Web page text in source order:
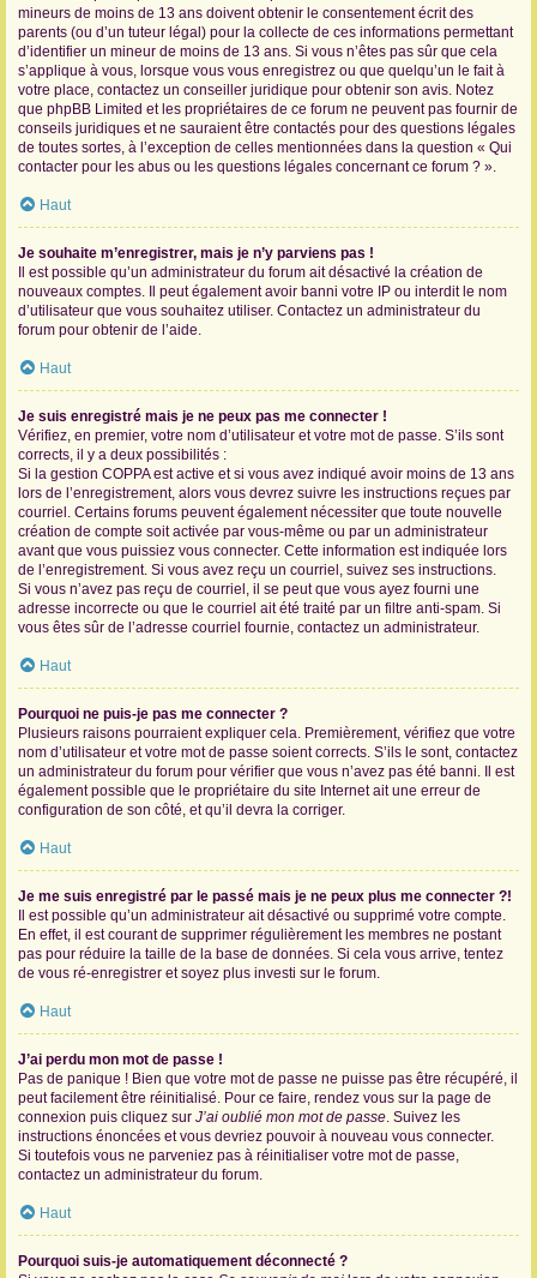
mineurs de moins de 13 ans doivent obtenir le consentement écrit des
parents (ou d’un tuteur légal) pour la collecte de ces informations permettant
d’identifier un mineur de moins de 13 ans. Si vous n’êtes pas sûr que cela
s’applique à vous, lorsque vous vous enregistrez ou que quelqu’un le fait à
votre place, contactez un conseiller juridique pour obtenir son avis. Notez
que phpBB Limited et les propriétaires de ce forum ne peuvent pas fournir de
conseils juridiques et ne sauraient être contactés pour des questions légales
de toutes sortes, à l’exception de celles mentionnées dans la question « Qui
contacter pour les abus ou les questions légales concernant ce forum ? ».
Haut
Je souhaite m’enregistrer, mais je n’y parviens pas !
Il est possible qu’un administrateur du forum ait désactivé la création de
nouveaux comptes. Il peut également avoir banni votre IP ou interdit le nom
d’utilisateur que vous souhaitez utiliser. Contactez un administrateur du
forum pour obtenir de l’aide.
Haut
Je suis enregistré mais je ne peux pas me connecter !
Vérifiez, en premier, votre nom d’utilisateur et votre mot de passe. S’ils sont
corrects, il y a deux possibilités :
Si la gestion COPPA est active et si vous avez indiqué avoir moins de 13 ans
lors de l’enregistrement, alors vous devrez suivre les instructions reçues par
courriel. Certains forums peuvent également nécessiter que toute nouvelle
création de compte soit activée par vous-même ou par un administrateur
avant que vous puissiez vous connecter. Cette information est indiquée lors
de l’enregistrement. Si vous avez reçu un courriel, suivez ses instructions.
Si vous n’avez pas reçu de courriel, il se peut que vous ayez fourni une
adresse incorrecte ou que le courriel ait été traité par un filtre anti-spam. Si
vous êtes sûr de l’adresse courriel fournie, contactez un administrateur.
Haut
Pourquoi ne puis-je pas me connecter ?
Plusieurs raisons pourraient expliquer cela. Premièrement, vérifiez que votre
nom d’utilisateur et votre mot de passe soient corrects. S’ils le sont, contactez
un administrateur du forum pour vérifier que vous n’avez pas été banni. Il est
également possible que le propriétaire du site Internet ait une erreur de
configuration de son côté, et qu’il devra la corriger.
Haut
Je me suis enregistré par le passé mais je ne peux plus me connecter ?!
Il est possible qu’un administrateur ait désactivé ou supprimé votre compte.
En effet, il est courant de supprimer régulièrement les membres ne postant
pas pour réduire la taille de la base de données. Si cela vous arrive, tentez
de vous ré-enregistrer et soyez plus investi sur le forum.
Haut
J’ai perdu mon mot de passe !
Pas de panique ! Bien que votre mot de passe ne puisse pas être récupéré, il
peut facilement être réinitialisé. Pour ce faire, rendez vous sur la page de
connexion puis cliquez sur J’ai oublié mon mot de passe. Suivez les
instructions énoncées et vous devriez pouvoir à nouveau vous connecter.
Si toutefois vous ne parveniez pas à réinitialiser votre mot de passe,
contactez un administrateur du forum.
Haut
Pourquoi suis-je automatiquement déconnecté ?